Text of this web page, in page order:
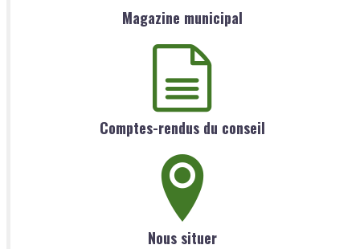
Magazine municipal
Comptes-rendus du conseil
Nous situer